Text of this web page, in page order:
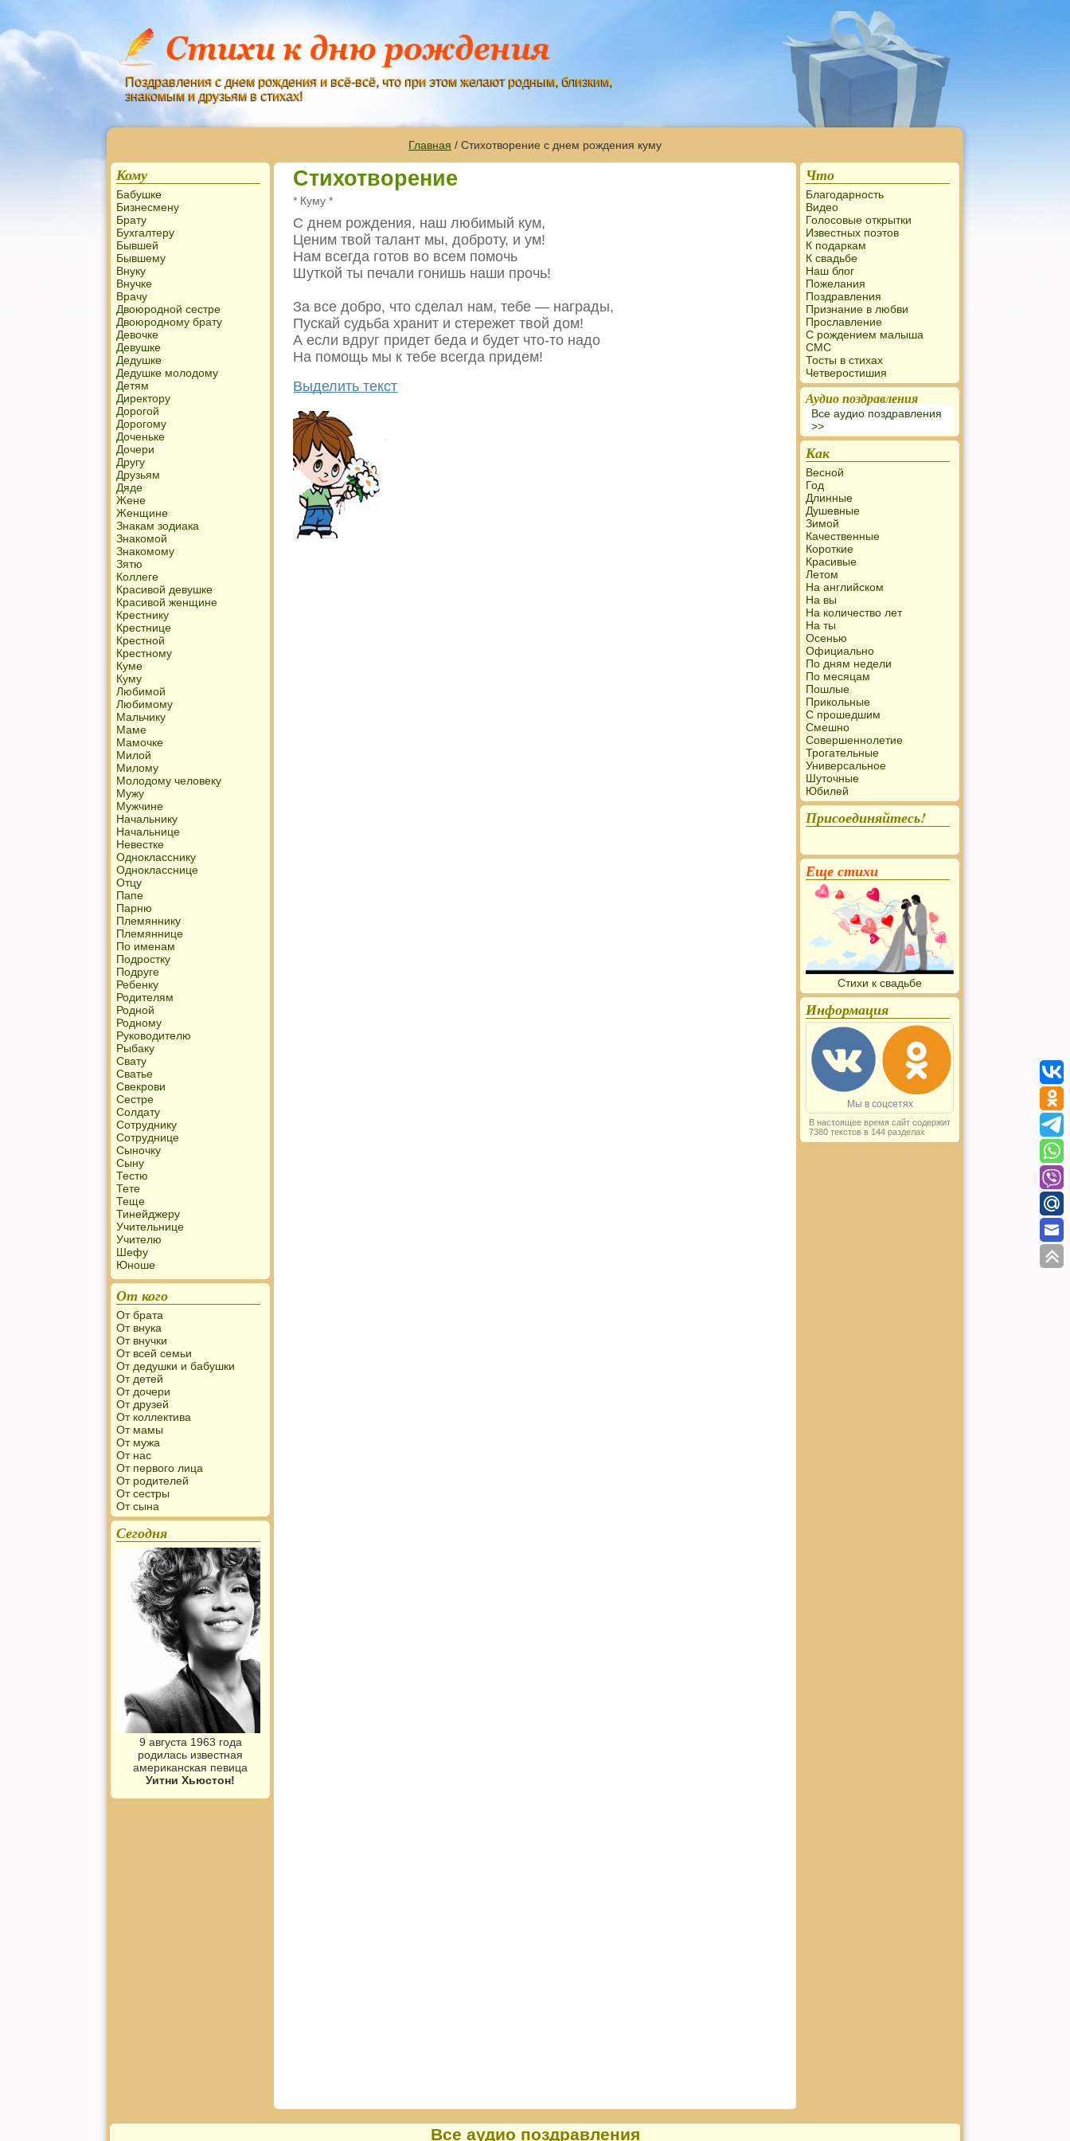
Поздравления с днем рождения и всё-всё, что при этом желают родным, близким,
знакомым и друзьям в стихах!
Главная / Стихотворение с днем рождения куму
Стихотворение
* Куму *
С днем рождения, наш любимый кум,
Ценим твой талант мы, доброту, и ум!
Нам всегда готов во всем помочь
Шуткой ты печали гонишь наши прочь!
За все добро, что сделал нам, тебе — награды,
Пускай судьба хранит и стережет твой дом!
А если вдруг придет беда и будет что-то надо
На помощь мы к тебе всегда придем!
Выделить текст
Кому
Бабушке
Бизнесмену
Брату
Бухгалтеру
Бывшей
Бывшему
Внуку
Внучке
Врачу
Двоюродной сестре
Двоюродному брату
Девочке
Девушке
Дедушке
Дедушке молодому
Детям
Директору
Дорогой
Дорогому
Доченьке
Дочери
Другу
Друзьям
Дяде
Жене
Женщине
Знакам зодиака
Знакомой
Знакомому
Зятю
Коллеге
Красивой девушке
Красивой женщине
Крестнику
Крестнице
Крестной
Крестному
Куме
Куму
Любимой
Любимому
Мальчику
Маме
Мамочке
Милой
Милому
Молодому человеку
Мужу
Мужчине
Начальнику
Начальнице
Невестке
Однокласснику
Однокласснице
Отцу
Папе
Парню
Племяннику
Племяннице
По именам
Подростку
Подруге
Ребенку
Родителям
Родной
Родному
Руководителю
Рыбаку
Свату
Сватье
Свекрови
Сестре
Солдату
Сотруднику
Сотруднице
Сыночку
Сыну
Тестю
Тете
Теще
Тинейджеру
Учительнице
Учителю
Шефу
Юноше
От кого
От брата
От внука
От внучки
От всей семьи
От дедушки и бабушки
От детей
От дочери
От друзей
От коллектива
От мамы
От мужа
От нас
От первого лица
От родителей
От сестры
От сына
Сегодня
9 августа 1963 года
родилась известная
американская певица
Уитни Хьюстон!
Что
Благодарность
Видео
Голосовые открытки
Известных поэтов
К подаркам
К свадьбе
Наш блог
Пожелания
Поздравления
Признание в любви
Прославление
С рождением малыша
СМС
Тосты в стихах
Четверостишия
Аудио поздравления
Все аудио поздравления
>>
Как
Весной
Год
Длинные
Душевные
Зимой
Качественные
Короткие
Красивые
Летом
На английском
На вы
На количество лет
На ты
Осенью
Официально
По дням недели
По месяцам
Пошлые
Прикольные
С прошедшим
Смешно
Совершеннолетие
Трогательные
Универсальное
Шуточные
Юбилей
Присоединяйтесь!
Еще стихи
Стихи к свадьбе
Информация
Мы в соцсетях
В настоящее время сайт содержит
7380 текстов в 144 разделах
Все аудио поздравления